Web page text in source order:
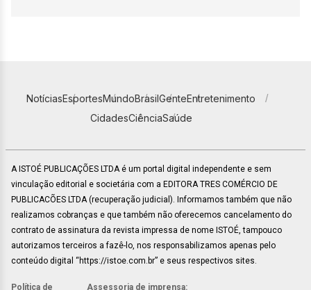
NotíciasEsportesMundoBrasilGenteEntretenimento
CidadesCiênciaSaúde
A ISTOÉ PUBLICAÇÕES LTDA é um portal digital independente e sem
vinculação editorial e societária com a EDITORA TRES COMÉRCIO DE
PUBLICACÕES LTDA (recuperação judicial). Informamos também que não
realizamos cobranças e que também não oferecemos cancelamento do
contrato de assinatura da revista impressa de nome ISTOÉ, tampouco
autorizamos terceiros a fazê-lo, nos responsabilizamos apenas pelo
conteúdo digital “https://istoe.com.br” e seus respectivos sites.
Política de Assessoria de imprensa: